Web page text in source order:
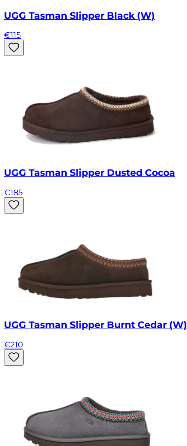
UGG Tasman Slipper Black (W)
€115
UGG Tasman Slipper Dusted Cocoa
€185
UGG Tasman Slipper Burnt Cedar (W)
€210